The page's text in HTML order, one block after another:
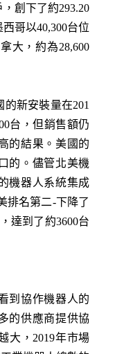
創下了約293.20
哥以40,300台位
大，約為28,600
的新安裝量在201
台，但銷售額仍
的結果。美國的
的。儘管北美機
機器人系統集成
排名第二-下降了
達到了約3600台
到協作機器人的
的供應商提供協
大，2019年市場